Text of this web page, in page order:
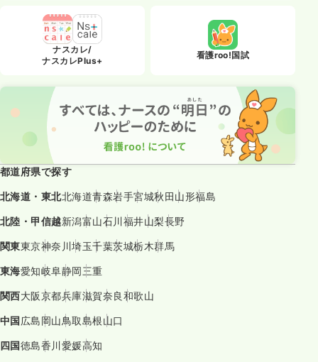
ナスカレ/
ナスカレPlus+
看護roo!国試
都道府県で探す
北海道・東北北海道青森岩手宮城秋田山形福島
北陸・甲信越新潟富山石川福井山梨長野
関東東京神奈川埼玉千葉茨城栃木群馬
東海愛知岐阜静岡三重
関西大阪京都兵庫滋賀奈良和歌山
中国広島岡山鳥取島根山口
四国徳島香川愛媛高知